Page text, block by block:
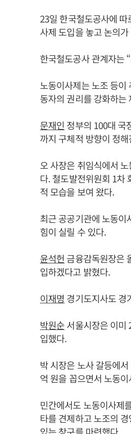
23일 한국철도공사에
사제 도입을 놓고 논의
한국철도공사 관계자는
노동이사제는 노조 등이
동자의 권리를 강화하는
문재인 정부의 100대 국
까지 구체적 방향이 정
오 사장은 취임식에서
다. 철도발전위원회 1차
적 모습을 보여 왔다.
최근 공공기관에 노동이
힘이 실릴 수 있다.
윤석헌 금융감독원장은
입하겠다고 밝혔다.
이재명 경기도지사도 경
박원순서울시장은 이미
입했다.
박 시장은 노사 갈등에
억 원을 꼽으면서 노동
민간에서도 노동이사제
타를 견제하고 노조의
있는 창구를 마련했다.